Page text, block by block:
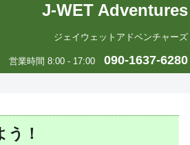
J-WET Adventures
ジェイウェットアドベンチャーズ
営業時間 8:00 - 17:00 090-1637-6280
う！